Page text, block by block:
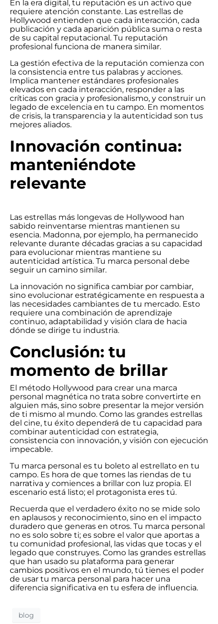
En la era digital, tu reputación es un activo que
requiere atención constante. Las estrellas de
Hollywood entienden que cada interacción, cada
publicación y cada aparición pública suma o resta
de su capital reputacional. Tu reputación
profesional funciona de manera similar.
La gestión efectiva de la reputación comienza con
la consistencia entre tus palabras y acciones.
Implica mantener estándares profesionales
elevados en cada interacción, responder a las
críticas con gracia y profesionalismo, y construir un
legado de excelencia en tu campo. En momentos
de crisis, la transparencia y la autenticidad son tus
mejores aliados.
Innovación continua:
manteniéndote
relevante
Las estrellas más longevas de Hollywood han
sabido reinventarse mientras mantienen su
esencia. Madonna, por ejemplo, ha permanecido
relevante durante décadas gracias a su capacidad
para evolucionar mientras mantiene su
autenticidad artística. Tu marca personal debe
seguir un camino similar.
La innovación no significa cambiar por cambiar,
sino evolucionar estratégicamente en respuesta a
las necesidades cambiantes de tu mercado. Esto
requiere una combinación de aprendizaje
continuo, adaptabilidad y visión clara de hacia
dónde se dirige tu industria.
Conclusión: tu
momento de brillar
El método Hollywood para crear una marca
personal magnética no trata sobre convertirte en
alguien más, sino sobre presentar la mejor versión
de ti mismo al mundo. Como las grandes estrellas
del cine, tu éxito dependerá de tu capacidad para
combinar autenticidad con estrategia,
consistencia con innovación, y visión con ejecución
impecable.
Tu marca personal es tu boleto al estrellato en tu
campo. Es hora de que tomes las riendas de tu
narrativa y comiences a brillar con luz propia. El
escenario está listo; el protagonista eres tú.
Recuerda que el verdadero éxito no se mide solo
en aplausos y reconocimiento, sino en el impacto
duradero que generas en otros. Tu marca personal
no es solo sobre ti; es sobre el valor que aportas a
tu comunidad profesional, las vidas que tocas y el
legado que construyes. Como las grandes estrellas
que han usado su plataforma para generar
cambios positivos en el mundo, tú tienes el poder
de usar tu marca personal para hacer una
diferencia significativa en tu esfera de influencia.
blog